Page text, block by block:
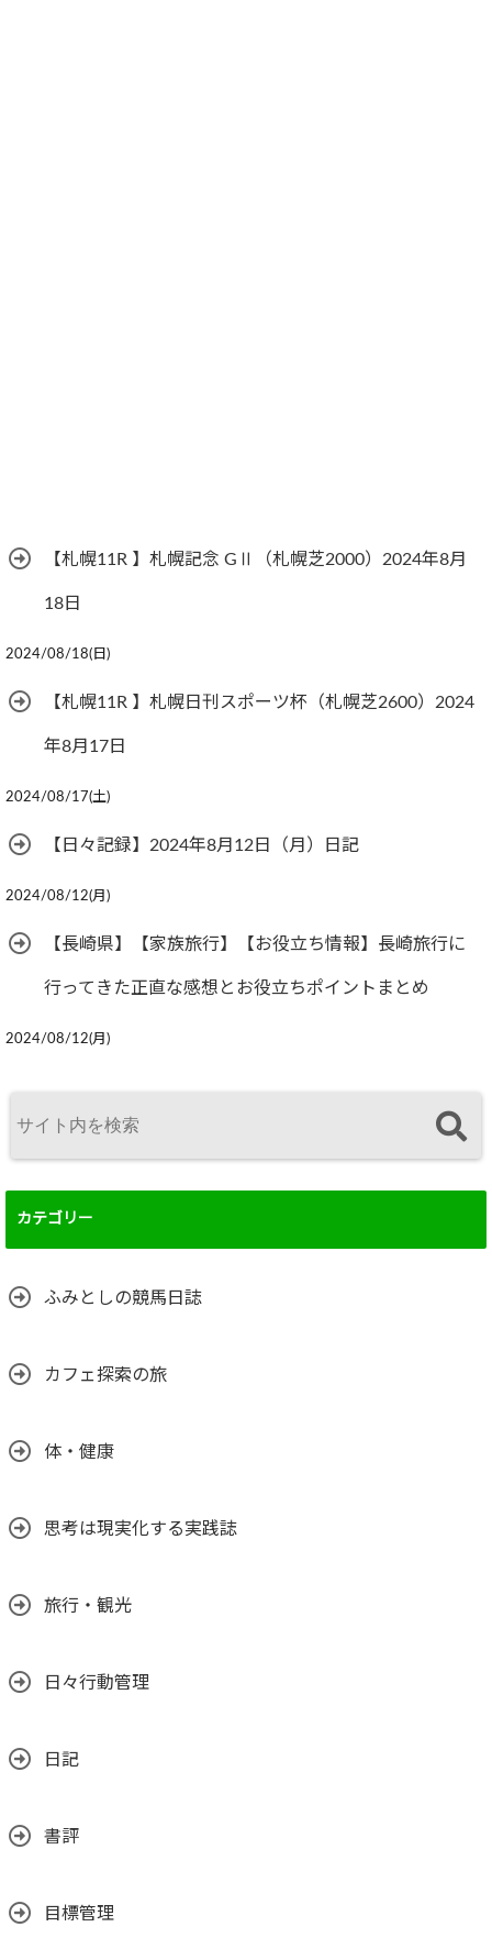
【札幌11R 】札幌記念 GⅡ（札幌芝2000）2024年8月
18日
2024/08/18(日)
【札幌11R 】札幌日刊スポーツ杯（札幌芝2600）2024
年8月17日
2024/08/17(土)
【日々記録】2024年8月12日（月）日記
2024/08/12(月)
【長崎県】【家族旅行】【お役立ち情報】長崎旅行に
行ってきた正直な感想とお役立ちポイントまとめ
2024/08/12(月)
カテゴリー
ふみとしの競馬日誌
カフェ探索の旅
体・健康
思考は現実化する実践誌
旅行・観光
日々行動管理
日記
書評
目標管理